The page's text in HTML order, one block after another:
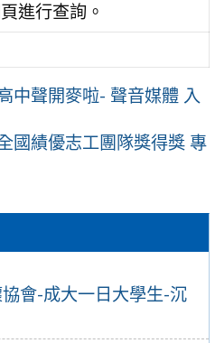
會-成大一日大學生-沉
進行查詢。
中聲開麥啦- 聲音媒體 入
國績優志工團隊獎得獎 專